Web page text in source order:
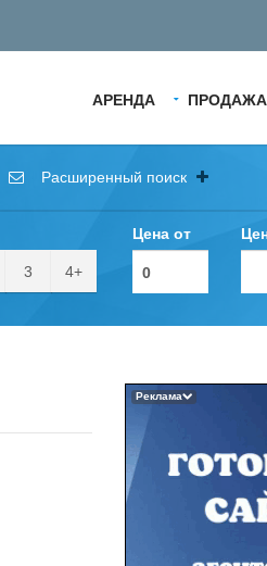
АРЕНДА ПРОДАЖА
Расширенный поиск
3 4+
Цена от
Реклама